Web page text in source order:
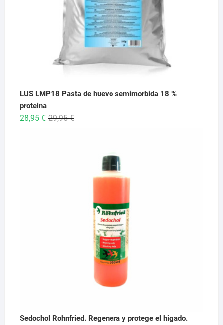
LUS LMP18 Pasta de huevo semimorbida 18 %
proteina
29,95€El
28,95 €
El
Sedochol Rohnfried. Regenera y protege el higado.